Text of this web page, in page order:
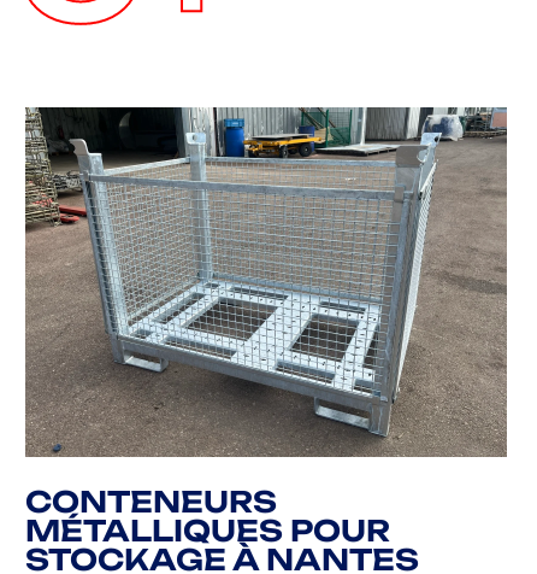
CONTENEURS
MÉTALLIQUES POUR
STOCKAGE À NANTES